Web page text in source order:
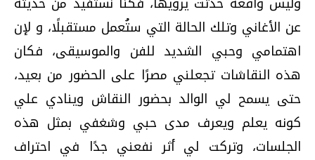
عن الأغاني وتلك الحالة التي ستُعمل مستقبلًا، و لإن
اهتمامي وحبي الشديد للفن والموسيقى، فكان
هذه النقاشات تجعلني مصرًا على الحضور من بعيد،
حتى يسمح لي الوالد بحضور النقاش وينادي علي
كونه يعلم ويعرف مدى حبي وشغفي بمثل هذه
الجلسات، وتركت لي أثر نفعني جدًا في احتراف